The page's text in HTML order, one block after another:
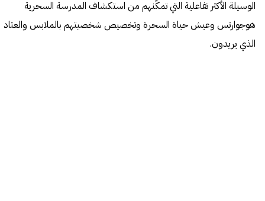
الوسيلة الأكثر تفاعلية التي تمكّنهم من استكشاف المدرسة السحرية
هوجوارتس وعيش حياة السحرة وتخصيص شخصيتهم بالملابس والعتاد
الذي يريدون.